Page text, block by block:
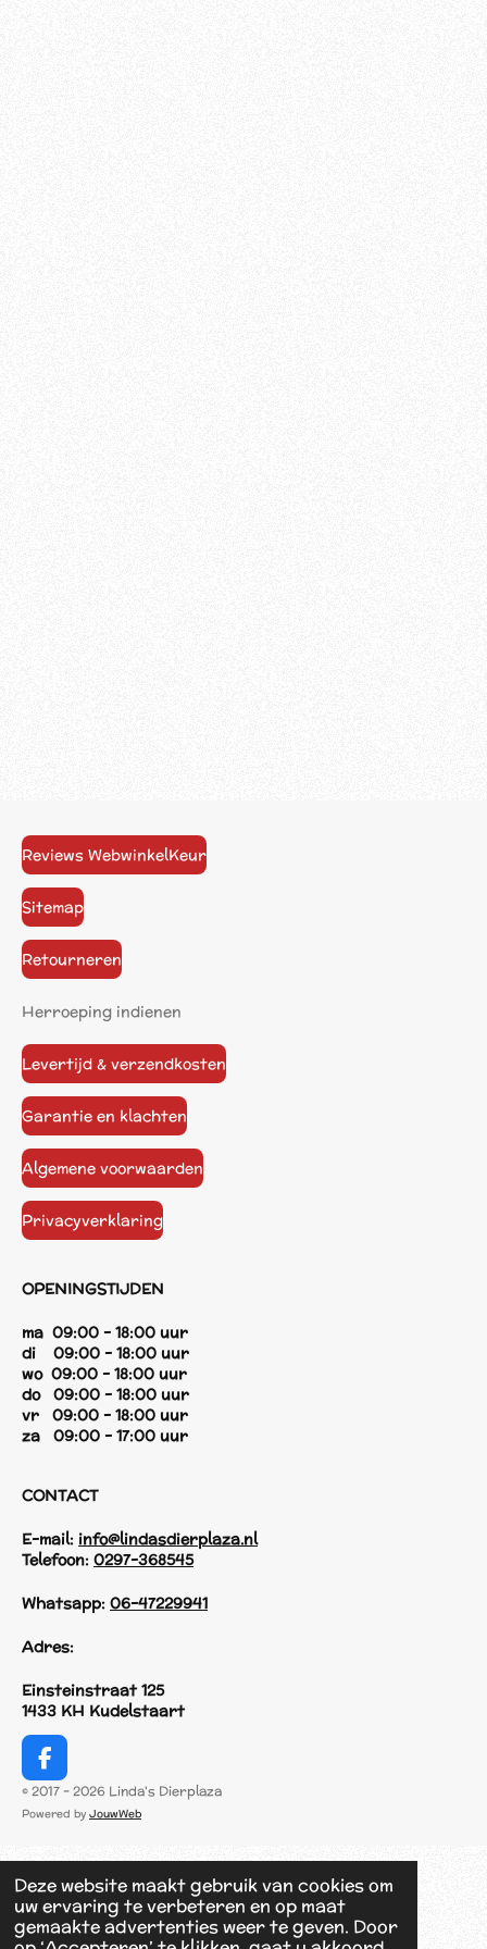
Deze website maakt gebruik van cookies om
uw ervaring te verbeteren en op maat
gemaakte advertenties weer te geven. Door
Reviews WebwinkelKeur
Sitemap
Retourneren
Herroeping indienen
Levertijd & verzendkosten
Garantie en klachten
Algemene voorwaarden
Privacyverklaring
OPENINGSTIJDEN
ma 09:00 - 18:00 uur
di 09:00 - 18:00 uur
wo 09:00 - 18:00 uur
do 09:00 - 18:00 uur
vr 09:00 - 18:00 uur
za 09:00 - 17:00 uur
CONTACT
E-mail: info@lindasdierplaza.nl
Telefoon: 0297-368545
Whatsapp: 06-47229941
Adres:
Einsteinstraat 125
1433 KH Kudelstaart
F
a
c
o
o
k
© 2017 - 2026 Linda's Dierplaza
Powered by JouwWeb